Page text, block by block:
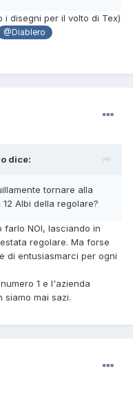
disegni per il volto di Tex)
@Diablero
dice:
tornare alla
Albi della regolare?
NOI, lasciando in
regolare. Ma forse
di entusiasmarci per ogni
1 e l'azienda
mai sazi.